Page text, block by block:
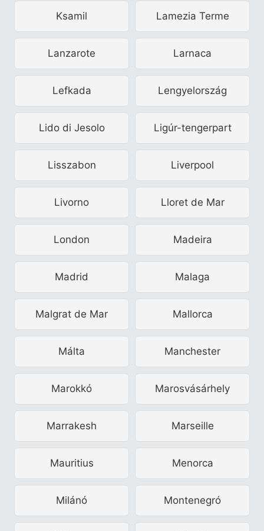
Ksamil Lamezia Terme
Lanzarote Larnaca
Lefkada Lengyelország
Lido di Jesolo Ligúr-tengerpart
Lisszabon Liverpool
Livorno Lloret de Mar
London Madeira
Madrid Malaga
Malgrat de Mar Mallorca
Málta Manchester
Marokkó Marosvásárhely
Marrakesh Marseille
Mauritius Menorca
Milánó Montenegró